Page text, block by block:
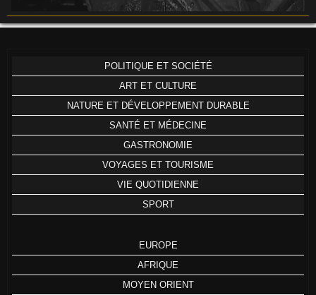
POLITIQUE ET SOCIÉTÉ
ART ET CULTURE
NATURE ET DÉVELOPPEMENT DURABLE
SANTÉ ET MÉDECINE
GASTRONOMIE
VOYAGES ET TOURISME
VIE QUOTIDIENNE
SPORT
EUROPE
AFRIQUE
MOYEN ORIENT